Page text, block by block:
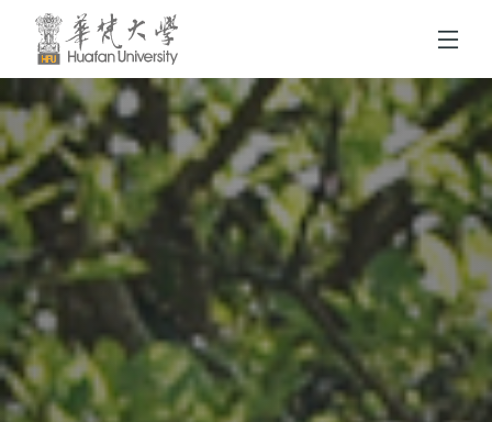
跳到頁面主要內容區